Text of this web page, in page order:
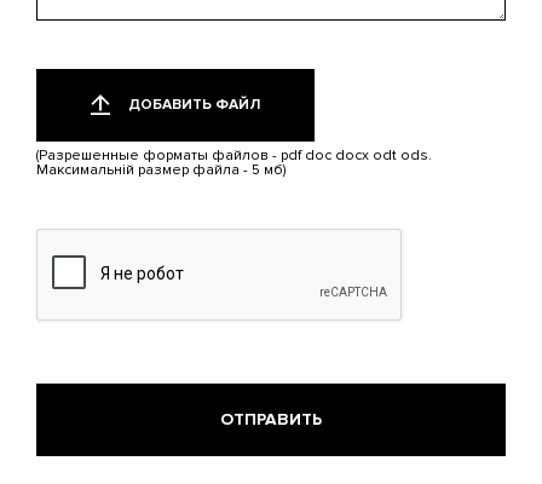
Добавить
ДОБАВИТЬ ФАЙЛ
(Разрешенные форматы файлов - pdf doc docx odt ods.
Максимальній размер файла - 5 мб)
Только
5
МБ.
doc,
ods.